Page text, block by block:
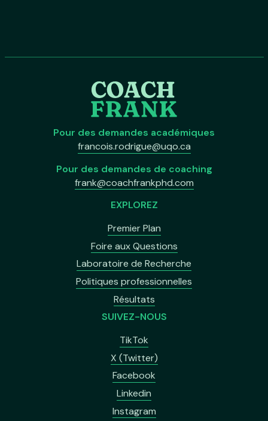
Pour des demandes académiques
francois.rodrigue@uqo.ca
Pour des demandes de coaching
frank@coachfrankphd.com
EXPLOREZ
Premier Plan
Foire aux Questions
Laboratoire de Recherche
Politiques professionnelles
Résultats
SUIVEZ-NOUS
TikTok
X (Twitter)
Facebook
Linkedin
Instagram